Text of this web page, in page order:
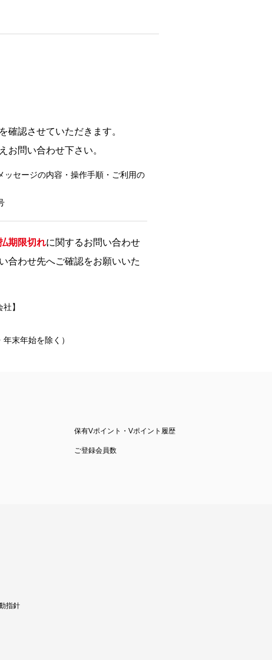
確認させていただきます。
お問い合わせ下さい。
ッセージの内容・操作手順・ご利用の
期限切れに関するお問い合わせ
合わせ先へご確認をお願いいた
】
末年始を除く）
保有Vポイント・Vポイント履歴
ご登録会員数
指針